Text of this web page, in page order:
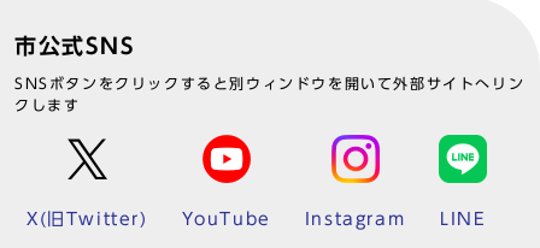
市公式SNS
SNSボタンをクリックすると別ウィンドウを開いて外部サイトへリン
クします
X(旧Twitter) YouTube Instagram LINE